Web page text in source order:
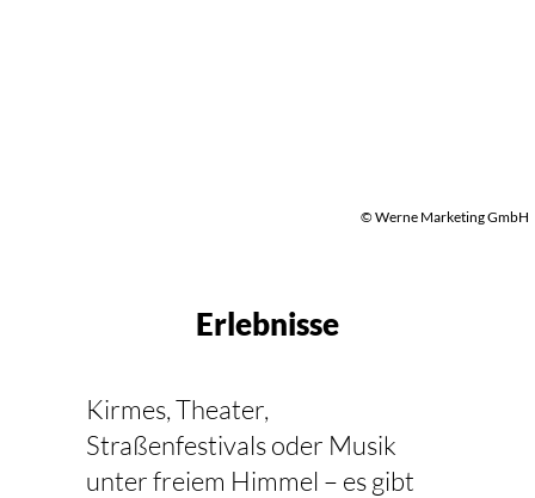
© Werne Marketing GmbH
Erlebnisse
Kirmes, Theater,
Straßenfestivals oder Musik
unter freiem Himmel – es gibt